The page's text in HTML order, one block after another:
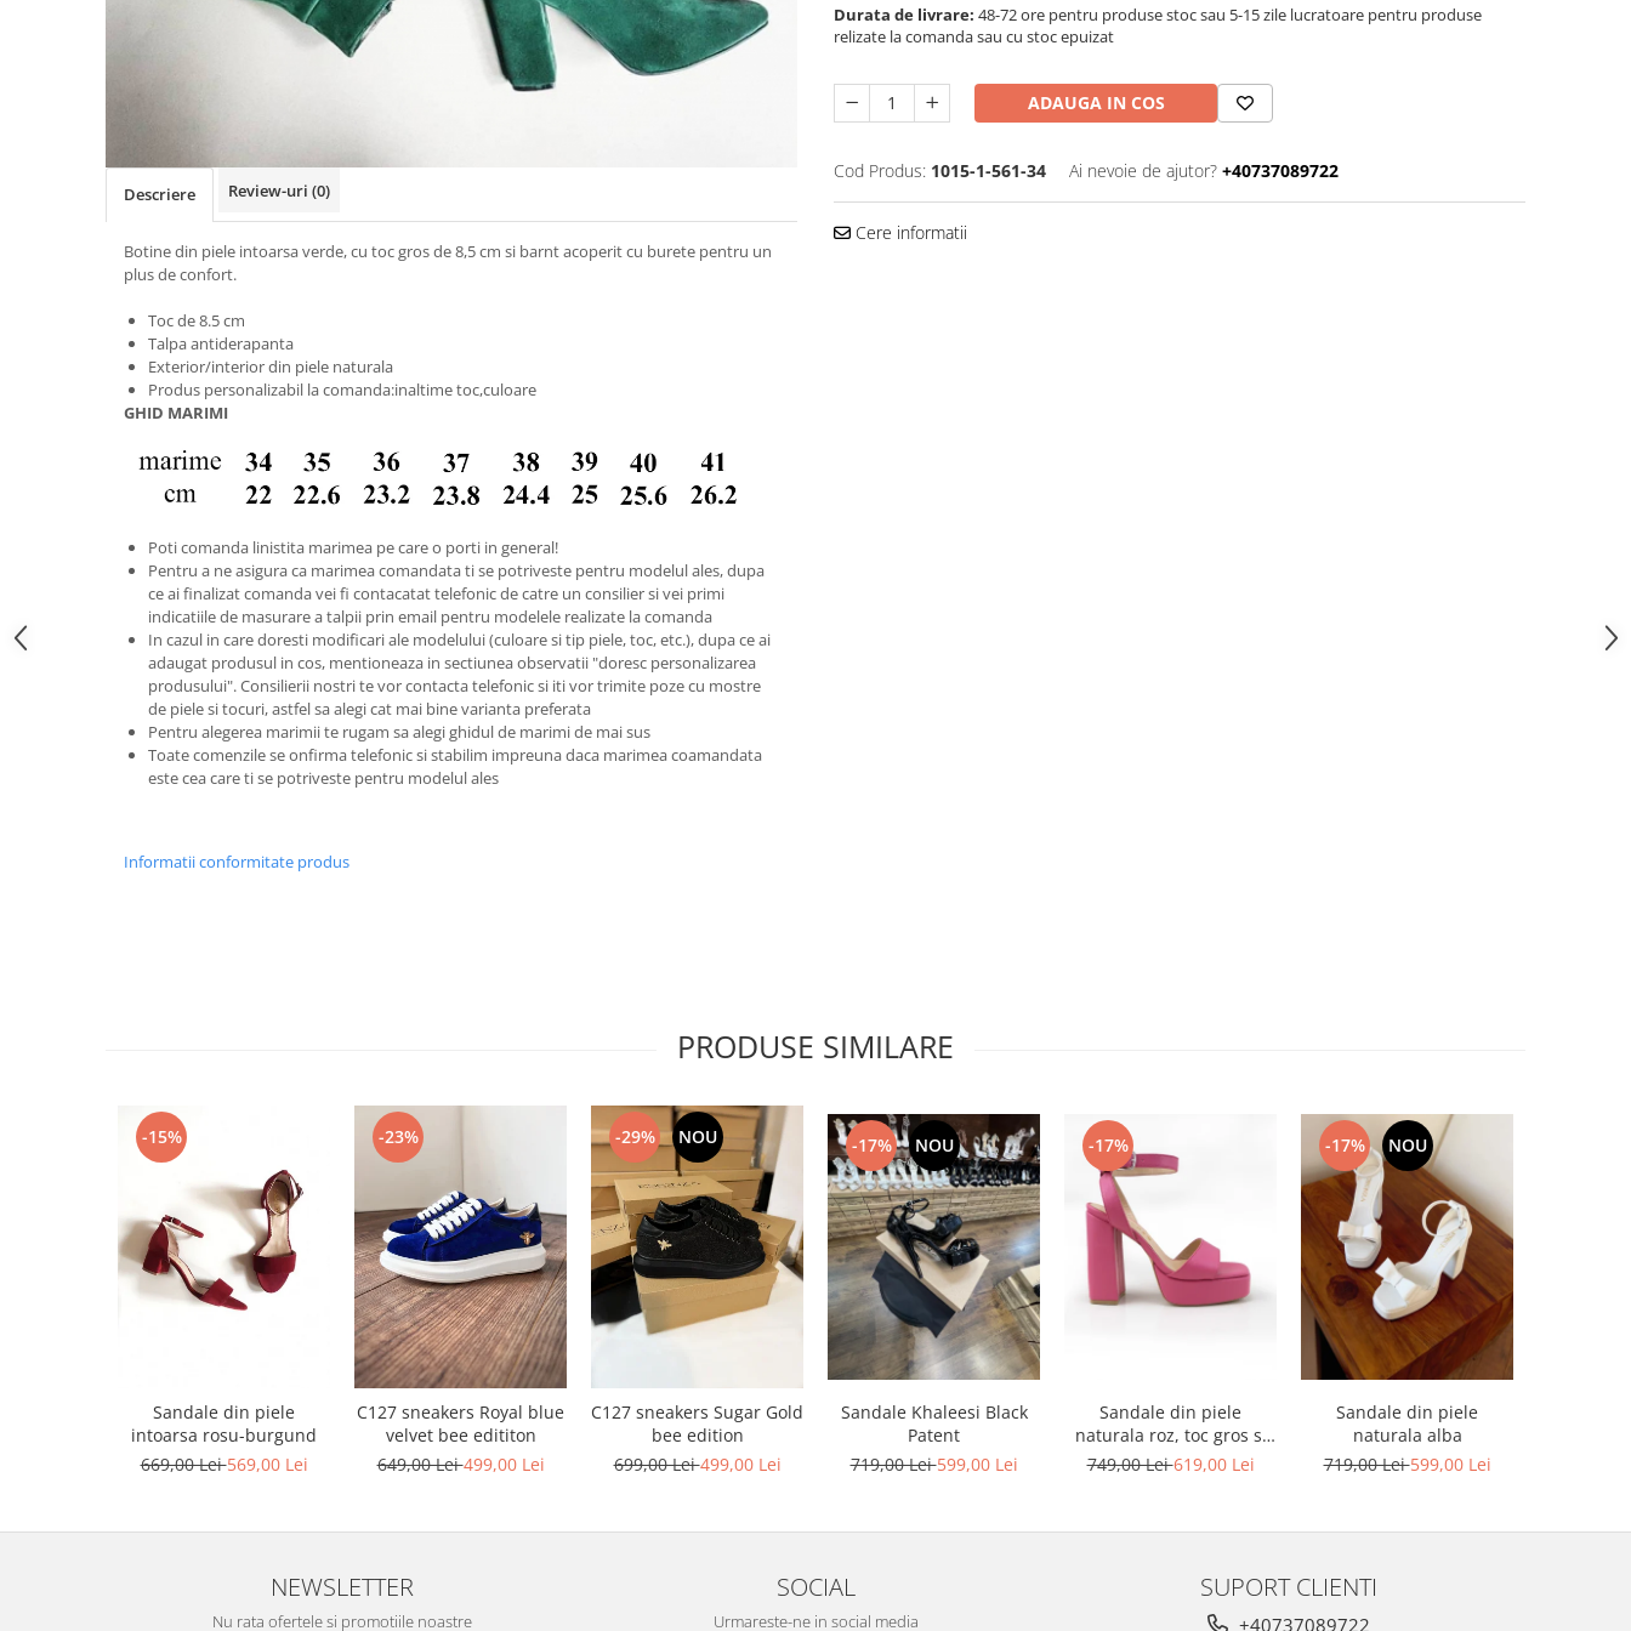
Durata de livrare: 48-72 ore pentru produse stoc sau 5-15 zile lucratoare pentru produse
relizate la comanda sau cu stoc epuizat
ADAUGA IN COS
Cod Produs: 1015-1-561-34 Ai nevoie de ajutor? +40737089722
Cere informatii
Descriere Review-uri (0)
Botine din piele intoarsa verde, cu toc gros de 8,5 cm si barnt acoperit cu burete pentru un
plus de confort.
Toc de 8.5 cm
Talpa antiderapanta
Exterior/interior din piele naturala
Produs personalizabil la comanda:inaltime toc,culoare
GHID MARIMI
Poti comanda linistita marimea pe care o porti in general!
Pentru a ne asigura ca marimea comandata ti se potriveste pentru modelul ales, dupa
ce ai finalizat comanda vei fi contacatat telefonic de catre un consilier si vei primi
indicatiile de masurare a talpii prin email pentru modelele realizate la comanda
In cazul in care doresti modificari ale modelului (culoare si tip piele, toc, etc.), dupa ce ai
adaugat produsul in cos, mentioneaza in sectiunea observatii "doresc personalizarea
produsului". Consilierii nostri te vor contacta telefonic si iti vor trimite poze cu mostre
de piele si tocuri, astfel sa alegi cat mai bine varianta preferata
Pentru alegerea marimii te rugam sa alegi ghidul de marimi de mai sus
Toate comenzile se onfirma telefonic si stabilim impreuna daca marimea coamandata
este cea care ti se potriveste pentru modelul ales
Informatii conformitate produs
PRODUSE SIMILARE
-15%
Sandale din piele
intoarsa rosu-burgund
669,00 Lei569,00 Lei
-23%
C127 sneakers Royal blue
velvet bee edititon
649,00 Lei499,00 Lei
-29% NOU
C127 sneakers Sugar Gold
bee edition
699,00 Lei499,00 Lei
-17% NOU
Sandale Khaleesi Black
Patent
719,00 Lei599,00 Lei
-17%
Sandale din piele
naturala roz, toc gros si
platforma
749,00 Lei619,00 Lei
-17% NOU
Sandale din piele
naturala alba
719,00 Lei599,00 Lei
NEWSLETTER
Nu rata ofertele si promotiile noastre
SOCIAL
Urmareste-ne in social media
SUPORT CLIENTI
+40737089722